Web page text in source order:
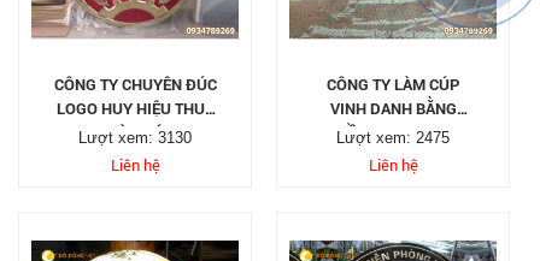
CÔNG TY CHUYÊN ĐÚC
LOGO HUY HIỆU THUẾ
NHÀ NƯỚC
Lượt xem: 3130
Liên hệ
CÔNG TY LÀM CÚP
VINH DANH BẰNG
ĐỒNG MẠ VANG
Lượt xem: 2475
Liên hệ